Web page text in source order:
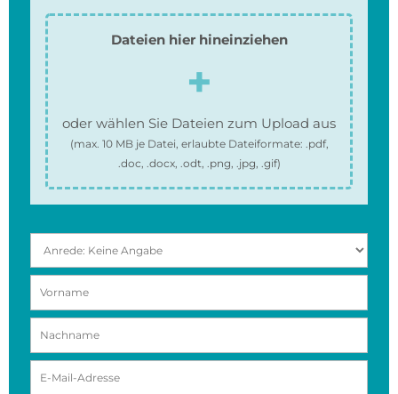
Dateien hier hineinziehen
oder wählen Sie Dateien zum Upload aus
(max. 10 MBje Datei, erlaubte Dateiformate: .pdf,
.doc, .docx, .odt, .png, .jpg, .gif)